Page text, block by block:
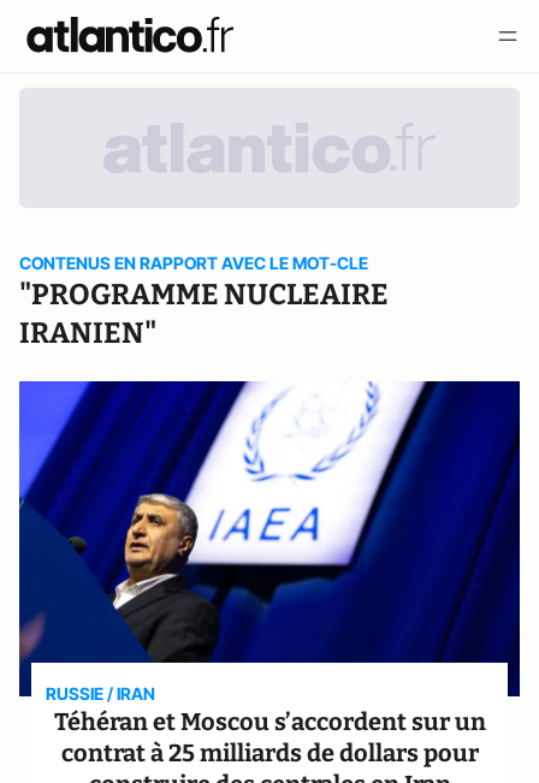
CONTENUS EN RAPPORT AVEC LE MOT-CLE
"PROGRAMME NUCLEAIRE
IRANIEN"
RUSSIE / IRAN
Téhéran et Moscou s’accordent sur un
contrat à 25 milliards de dollars pour